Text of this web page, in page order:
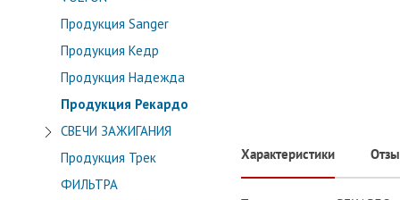
Продукция Sanger
Продукция Кедр
Продукция Надежда
Продукция Рекардо
СВЕЧИ ЗАЖИГАНИЯ
Продукция Трек
ФИЛЬТРА
Характеристики